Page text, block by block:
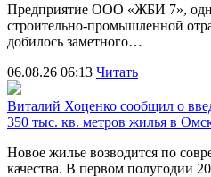
Предприятие ООО «ЖБИ 7»,
строительно‑промышленной
добилось заметного…
06.08.26 06:13 Читать
Виталий Хоценко сообщил о
350 тыс. кв. метров жилья в
Новое жилье возводится по
качества. В первом полугодии